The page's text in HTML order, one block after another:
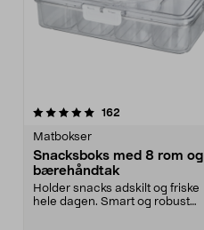
162
Matbokser
Snacksboks med 8 rom og
bærehåndtak
Holder snacks adskilt og friske
hele dagen. Smart og robust
4.5 av 5 stjerner